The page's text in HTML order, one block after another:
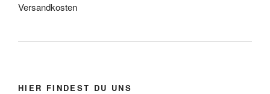
Versandkosten
HIER FINDEST DU UNS